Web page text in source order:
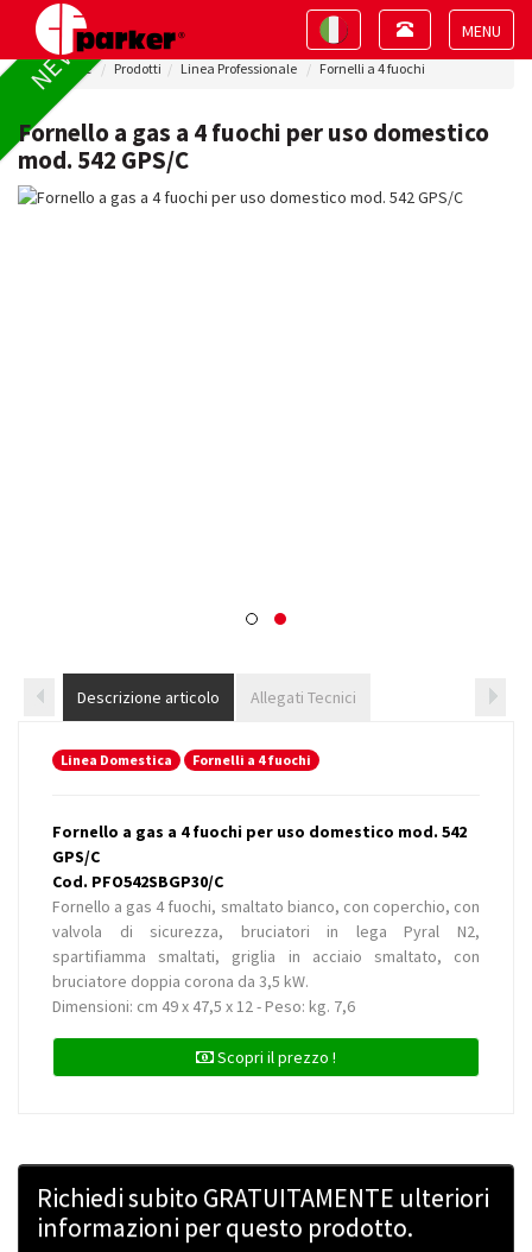
Toggle
Toggle
navigation
Toggle
navigation
Home Prodotti Linea Professionale Fornelli a 4 fuochi
NEW !
Fornello a gas a 4 fuochi per uso domestico
mod. 542 GPS/C
Descrizione articolo Allegati Tecnici
Linea Domestica Fornelli a 4 fuochi
Fornello a gas a 4 fuochi per uso domestico mod. 542
GPS/C
Cod. PFO542SBGP30/C
Fornello a gas 4 fuochi, smaltato bianco, con coperchio, con
valvola di sicurezza, bruciatori in lega Pyral N2,
spartifiamma smaltati, griglia in acciaio smaltato, con
bruciatore doppia corona da 3,5 kW.
Dimensioni: cm 49 x 47,5 x 12 - Peso: kg. 7,6
Scopri il prezzo !
Richiedi subito GRATUITAMENTE ulteriori
informazioni per questo prodotto.